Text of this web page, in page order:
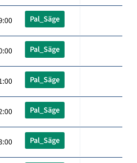
Pal_Säge
Pal_Säge
Pal_Säge
Pal_Säge
Pal_Säge